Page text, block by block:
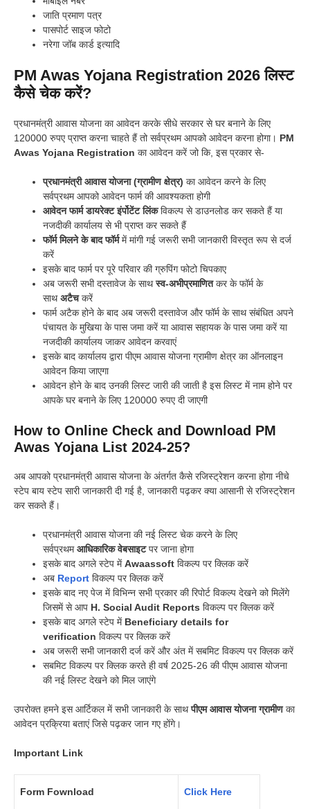
जाति प्रमाण पत्र
पासपोर्ट साइज फोटो
नरेगा जॉब कार्ड इत्यादि
PM Awas Yojana Registration 2026 लिस्ट
कैसे चेक करें?
प्रधानमंत्री आवास योजना का आवेदन करके सीधे सरकार से घर बनाने के लिए
120000 रुपए प्राप्त करना चाहते हैं तो सर्वप्रथम आपको आवेदन करना होगा। PM
Awas Yojana Registration का आवेदन करें जो कि, इस प्रकार से-
प्रधानमंत्री आवास योजना (ग्रामीण क्षेत्र) का आवेदन करने के लिए
सर्वप्रथम आपको आवेदन फार्म की आवश्यकता होगी
आवेदन फार्म डायरेक्ट इंर्पोटेंट लिंकविकल्प से डाउनलोड कर सकते हैं या
नजदीकी कार्यालय से भी प्राप्त कर सकते हैं
फॉर्म मिलने के बाद फॉर्ममें मांगी गई जरूरी सभी जानकारी विस्तृत रूप से दर्ज
करें
इसके बाद फार्म पर पूरे परिवार की ग्रुपिंग फोटो चिपकाए
अब जरूरी सभी दस्तावेज के साथस्व-अभीप्रमाणितकर के फॉर्म के
साथअटैचकरें
फार्म अटैक होने के बाद अब जरूरी दस्तावेज और फॉर्म के साथ संबंधित अपने
पंचायत के मुखिया के पास जमा करें या आवास सहायक के पास जमा करें या
नजदीकी कार्यालय जाकर आवेदन करवाएं
इसके बाद कार्यालय द्वारा पीएम आवास योजना ग्रामीण क्षेत्र का ऑनलाइन
आवेदन किया जाएगा
आवेदन होने के बाद उनकी लिस्ट जारी की जाती है इस लिस्ट में नाम होने पर
आपके घर बनाने के लिए 120000 रुपए दी जाएगी
How to Online Check and Download PM
Awas Yojana List 2024-25?
अब आपको प्रधानमंत्री आवास योजना के अंतर्गत कैसे रजिस्ट्रेशन करना होगा नीचे
स्टेप बाय स्टेप सारी जानकारी दी गई है, जानकारी पढ़कर क्या आसानी से रजिस्ट्रेशन
कर सकते हैं।
प्रधानमंत्री आवास योजना की नई लिस्ट चेक करने के लिए
सर्वप्रथमआधिकारिक वेबसाइटपर जाना होगा
इसके बाद अगले स्टेप मेंAwaassoft विकल्प पर क्लिक करें
अब Report विकल्प पर क्लिक करें
इसके बाद नए पेज में विभिन्न सभी प्रकार की रिपोर्ट विकल्प देखने को मिलेंगे
जिसमें से आप H. Social Audit Reports विकल्प पर क्लिक करें
इसके बाद अगले स्टेप में Beneficiary details for
verification विकल्प पर क्लिक करें
अब जरूरी सभी जानकारी दर्ज करें और अंत में सबमिट विकल्प पर क्लिक करें
सबमिट विकल्प पर क्लिक करते ही वर्ष 2025-26 की पीएम आवास योजना
की नई लिस्ट देखने को मिल जाएंगे
उपरोक्त हमने इस आर्टिकल में सभी जानकारी के साथपीएम आवास योजना ग्रामीणका
आवेदन प्रक्रिया बताएं जिसे पढ़कर जान गए होंगे।
Important Link
Form Fownload Click Here